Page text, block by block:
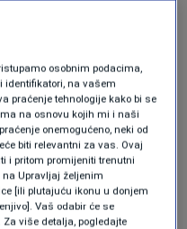
stroga pravila FIFA-e,
"Platit ćemo, ali to ne
poluvremenu..."
i Hercegovine
mogla biti ona
da zaigra u
osobnim podacima,
identifikatori, na vašem
praćenje tehnologije kako bi se
na osnovu kojih mi i naši
onemogućeno, neki od
biti relevantni za vas. Ovaj
i pritom promijeniti trenutni
Upravljaj željenim
[ili plutajuću ikonu u donjem
Vaš odabir će se
više detalja, pogledajte